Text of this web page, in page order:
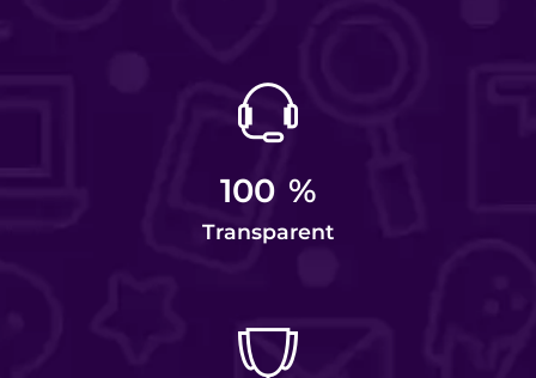
100 %
Transparent